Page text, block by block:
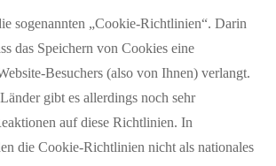
sogenannten „Cookie-Richtlinien“. Darin
das Speichern von Cookies eine
Besuchers (also von Ihnen) verlangt.
gibt es allerdings noch sehr
auf diese Richtlinien. In
die Cookie-Richtlinien nicht als nationales